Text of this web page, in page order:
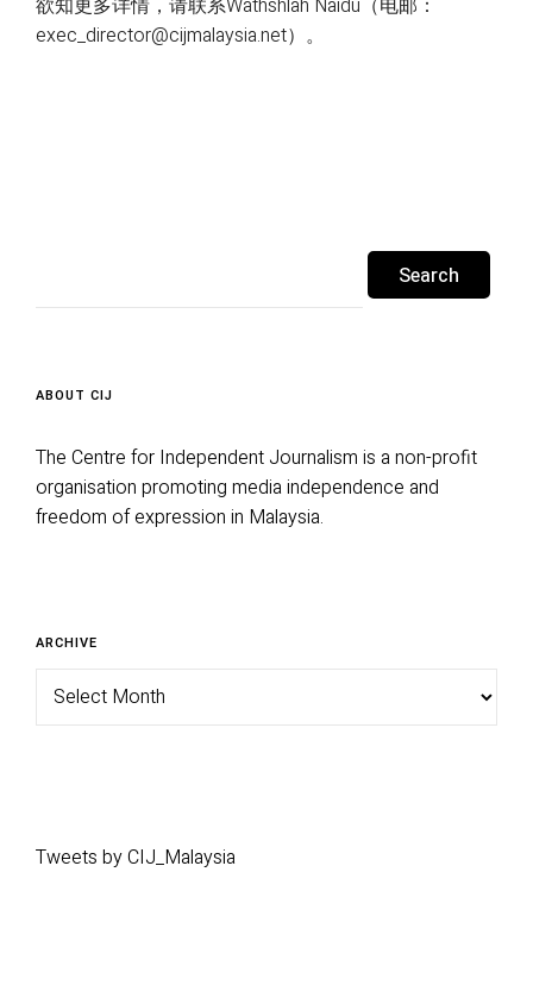
欲知更多详情，请联系Wathshlah Naidu（电邮：
exec_director@cijmalaysia.net）。
ABOUT CIJ
The Centre for Independent Journalism is a non-profit
organisation promoting media independence and
freedom of expression in Malaysia.
ARCHIVE
Tweets by CIJ_Malaysia